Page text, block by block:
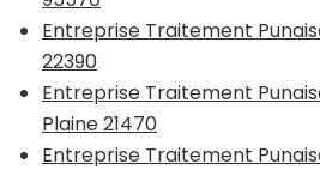
Entreprise Traitement
22390
Entreprise Traitement
Plaine 21470
Entreprise Traitement